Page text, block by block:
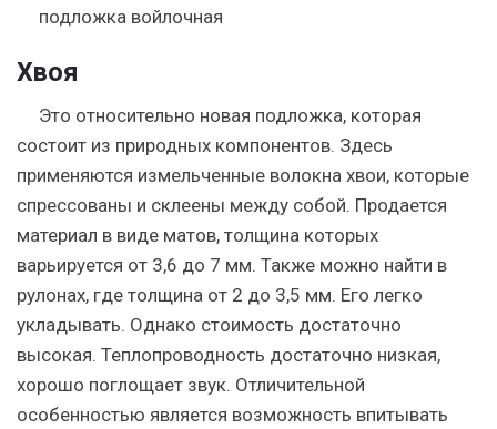
подложка войлочная
Хвоя
Это относительно новая подложка, которая
состоит из природных компонентов. Здесь
применяются измельченные волокна хвои, которые
спрессованы и склеены между собой. Продается
материал в виде матов, толщина которых
варьируется от 3,6 до 7 мм. Также можно найти в
рулонах, где толщина от 2 до 3,5 мм. Его легко
укладывать. Однако стоимость достаточно
высокая. Теплопроводность достаточно низкая,
хорошо поглощает звук. Отличительной
особенностью является возможность впитывать